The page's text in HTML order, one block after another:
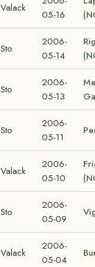
Valack
05-16
Sto
2006-
05-14
Sto
2006-
05-13
Sto
2006-
05-11
Valack
2006-
05-10
Sto
2006-
05-09
Valack
2006-
05-04